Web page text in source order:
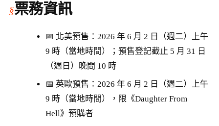
票務資訊
📅 北美預售：2026 年 6 月 2 日（週二）上午
9 時（當地時間）；預售登記截止 5 月 31 日
（週日）晚間 10 時
📅 英歐預售：2026 年 6 月 2 日（週二）上午
9 時（當地時間），限《Daughter From
Hell》預購者